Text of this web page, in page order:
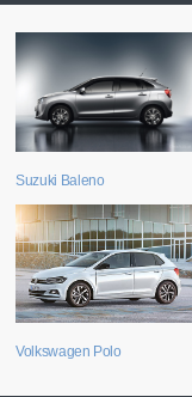
Suzuki Baleno
Volkswagen Polo